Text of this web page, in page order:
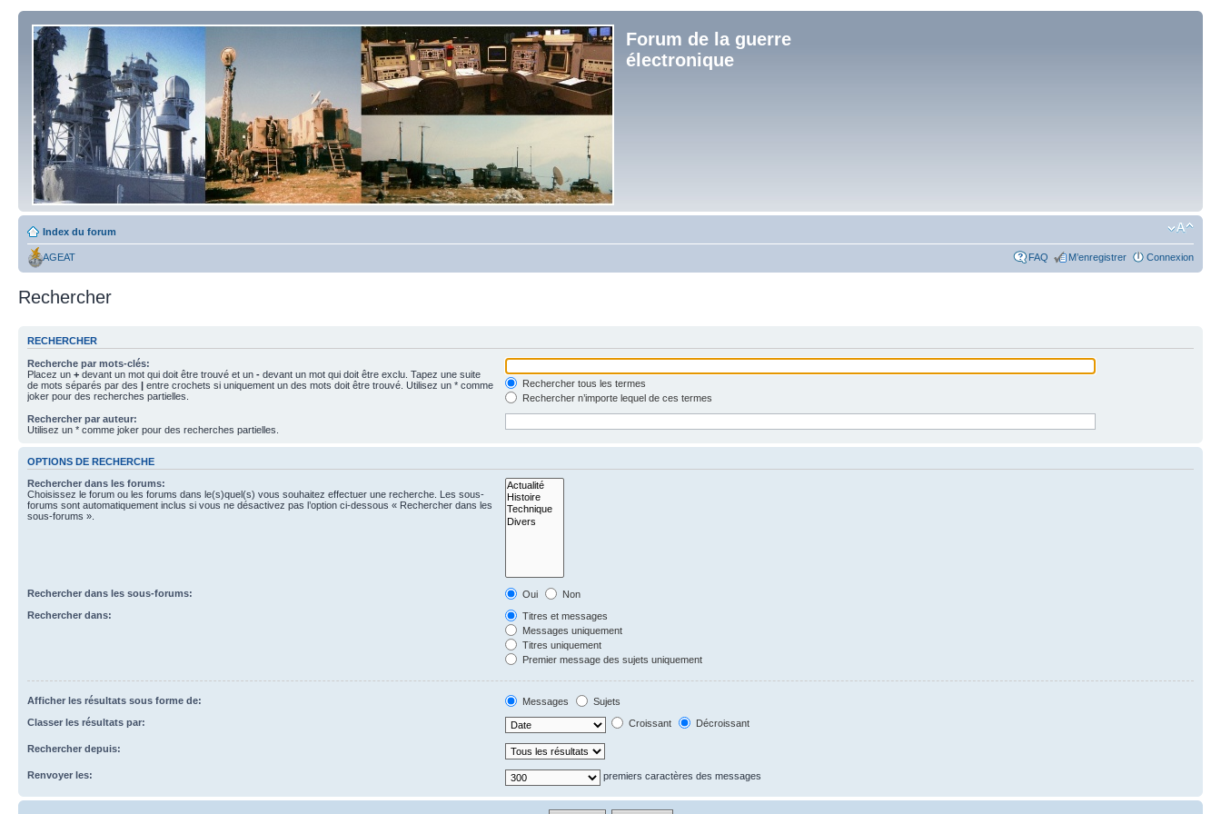
Forum de la guerre
électronique
Index du forum
AGEAT FAQ M’enregistrer Connexion
Rechercher
RECHERCHER
Recherche par mots-clés:
Placez un + devant un mot qui doit être trouvé et un - devant un mot qui doit être exclu. Tapez une suite
de mots séparés par des | entre crochets si uniquement un des mots doit être trouvé. Utilisez un * comme
joker pour des recherches partielles.
Rechercher tous les termes
Rechercher n’importe lequel de ces termes
Rechercher par auteur:
Utilisez un * comme joker pour des recherches partielles.
OPTIONS DE RECHERCHE
Rechercher dans les forums:
Choisissez le forum ou les forums dans le(s)quel(s) vous souhaitez effectuer une recherche. Les sous-
forums sont automatiquement inclus si vous ne désactivez pas l’option ci-dessous « Rechercher dans les
sous-forums ».
Rechercher dans les sous-forums: Oui
Non
Rechercher dans:
Titres et messages
Messages uniquement
Titres uniquement
Premier message des sujets uniquement
Afficher les résultats sous forme de: Messages
Sujets
Classer les résultats par:
Croissant Décroissant
Rechercher depuis:
Renvoyer les: premiers caractères des messages